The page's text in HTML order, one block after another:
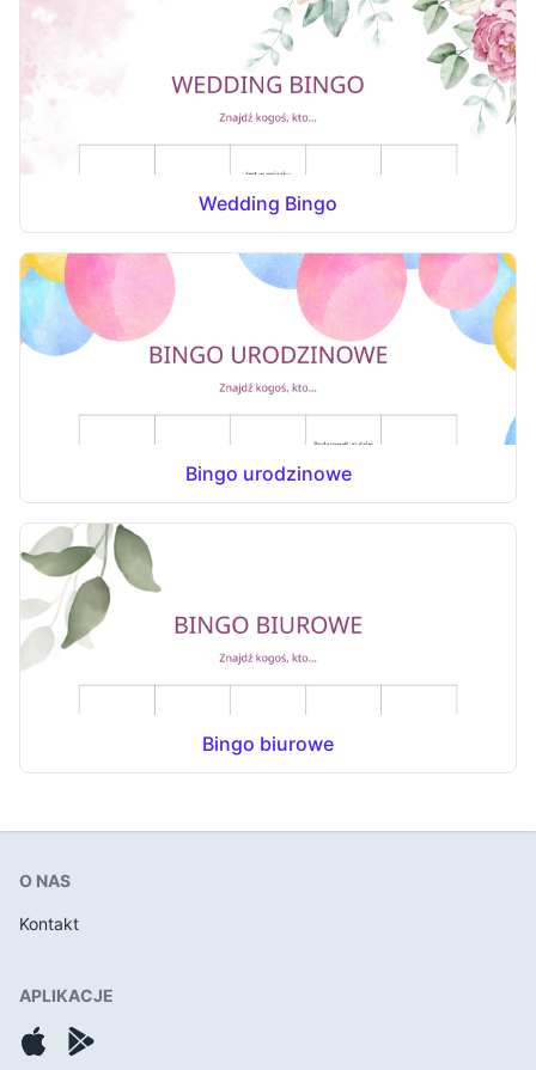
Wedding Bingo
Bingo urodzinowe
Bingo biurowe
O NAS
Kontakt
APLIKACJE